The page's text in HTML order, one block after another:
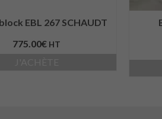
EBL 267 SCHAUDT
775.00€ HT